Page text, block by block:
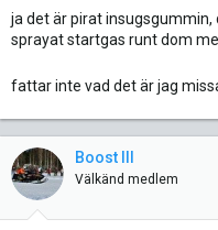
ja det är pirat insugsgummin,
sprayat startgas runt dom
fattar inte vad det är jag
Boost III
Välkänd medlem